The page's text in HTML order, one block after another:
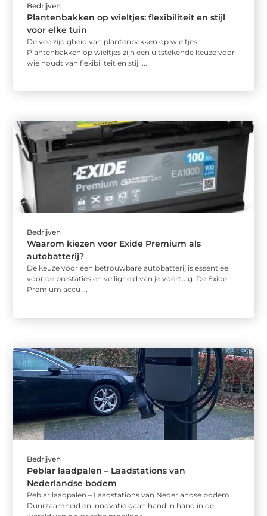
Bedrijven
Plantenbakken op wieltjes: flexibiliteit en stijl
voor elke tuin
De veelzijdigheid van plantenbakken op wieltjes
Plantenbakken op wieltjes zijn een uitstekende keuze voor
wie houdt van flexibiliteit en stijl ...
Bedrijven
Waarom kiezen voor Exide Premium als
autobatterij?
De keuze voor een betrouwbare autobatterij is essentieel
voor de prestaties en veiligheid van je voertuig. De Exide
Premium accu ...
Bedrijven
Peblar laadpalen – Laadstations van
Nederlandse bodem
Peblar laadpalen – Laadstations van Nederlandse bodem
Duurzaamheid en innovatie gaan hand in hand in de